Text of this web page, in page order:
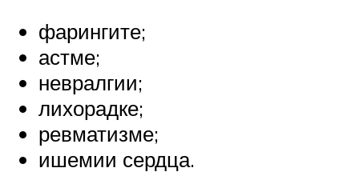
фарингите;
астме;
невралгии;
лихорадке;
ревматизме;
ишемии сердца.